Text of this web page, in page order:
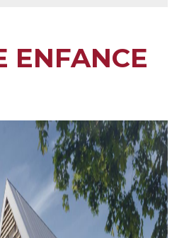
ENFANCE